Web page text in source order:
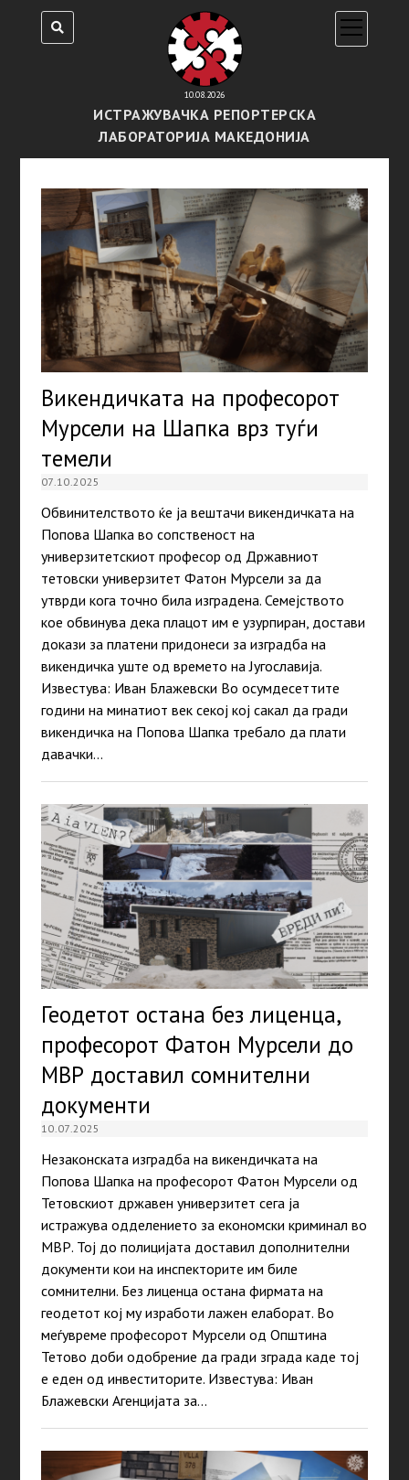
10.08.2026
ИСТРАЖУВАЧКА РЕПОРТЕРСКА
ЛАБОРАТОРИЈА МАКЕДОНИЈА
open
menu
Викендичката на професорот
Мурсели на Шапка врз туѓи
темели
07.10.2025
Обвинителството ќе ја вештачи викендичката на
Попова Шапка во сопственост на
универзитетскиот профeсор од Државниот
тетовски универзитет Фатон Мурсели за да
утврди кога точно била изградена. Семејството
кое обвинува дека плацот им е узурпиран, достави
докази за платени придонеси за изградба на
викендичка уште од времето на Југославија.
Известува: Иван Блажевски Во осумдесеттите
години на минатиот век секој кој сакал да гради
викендичка на Попова Шапка требало да плати
давачки…
Геодетот остана без лиценца,
професорот Фатон Мурсели до
МВР доставил сомнителни
документи
10.07.2025
Незаконската изградба на викендичката на
Попова Шапка на професорот Фатон Мурсели од
Тетовскиот државен универзитет сега ја
истражува одделението за економски криминал во
МВР. Тој до полицијата доставил дополнителни
документи кои на инспекторите им биле
сомнителни. Без лиценца остана фирмата на
геодетот кој му изработи лажен елаборат. Во
меѓувреме професорот Мурсели од Општина
Тетово доби одобрение да гради зграда каде тој
е еден од инвеститорите. Известува: Иван
Блажевски Агенцијата за…